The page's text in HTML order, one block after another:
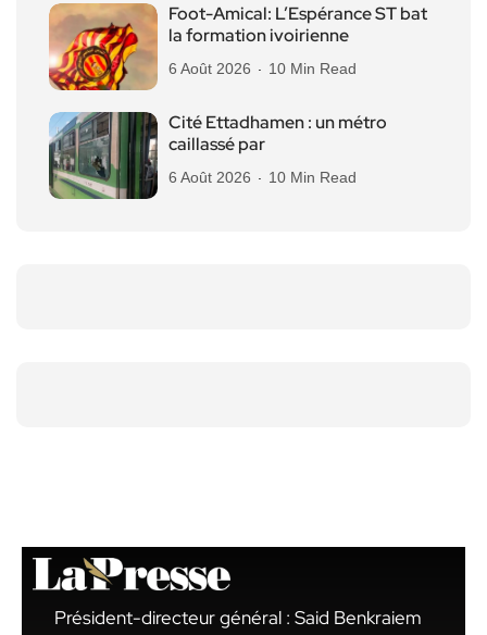
Foot-Amical: L’Espérance ST bat
la formation ivoirienne
6 Août 2026 10 Min Read
Cité Ettadhamen : un métro
caillassé par
6 Août 2026 10 Min Read
Président-directeur général : Said Benkraiem